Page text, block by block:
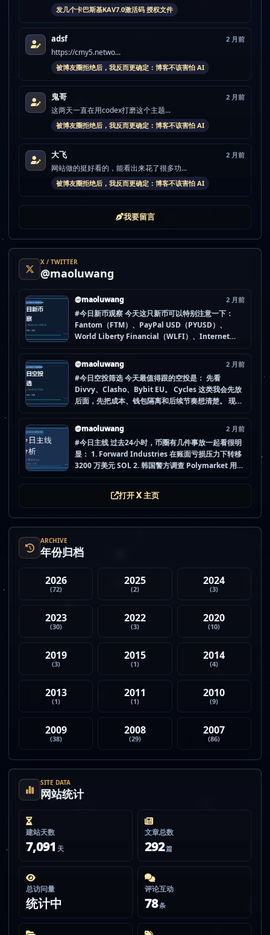
发几个卡巴斯基KAV7.0激活码 授权文件
adsf 2 月前
https://cmy5.netwo...
被博友圈拒绝后，我反而更确定：博客不该害怕 AI
鬼哥 2 月前
这两天一直在用codex打磨这个主题...
被博友圈拒绝后，我反而更确定：博客不该害怕 AI
大飞 2 月前
网站做的挺好看的，能看出来花了很多功...
被博友圈拒绝后，我反而更确定：博客不该害怕 AI
我要留言
X / TWITTER
@maoluwang
@maoluwang 2 月前
#今日新币观察 今天这只新币可以特别注意一下：
Fantom（FTM）、PayPal USD（PYUSD）、
World Liberty Financial（WLFI）、Internet
而是更像“热度是不是在回流”的样本。 这种时候最怕
把...
@maoluwang 2 月前
#今日空投筛选 今天最值得跟的空投是： 先看
Divvy、Clasho、Bybit EU。 Cycles 这类我会先放
后面，先把成本、钱包隔离和后续节奏想清楚。 现在
都没做扎实。 mao.lu/today-airdrop-selecti… #空
投项目 #...
@maoluwang 2 月前
#今日主线 过去24小时，币圈有几件事放一起看很明
显： 1. Forward Industries 在账面亏损压力下转移
3200 万美元 SOL 2. 韩国警方调查 Polymarket 用户
打开 X 主页
ARCHIVE
年份归档
2026
(72)
2025
(2)
2024
(3)
2023
(30)
2022
(3)
2020
(10)
2019
(3)
2015
(1)
2014
(4)
2013
(1)
2011
(1)
2010
(9)
2009
(38)
2008
(29)
2007
(86)
SITE DATA
网站统计
建站天数
7,091 天
文章总数
292篇
总访问量
统计中
评论互动
78条